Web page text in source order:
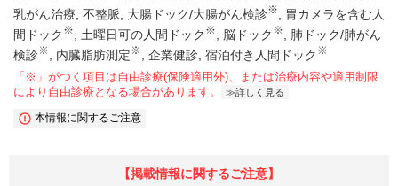
乳がん治療 不整脈 大腸ドック/大腸がん検診※
胃カメラを含む人
間ドック ※ 土曜日可の人間ドック ※ 脳ドック ※
肺ドック/肺がん
検診※ 内臓脂肪測定※ 企業健診 宿泊付き人間ドック ※
「※」がつく項目は自由診療(保険適用外)、または治療内容や適用制限
により自由診療となる場合があります。
詳しく見る
本情報に関するご注意
【掲載情報に関するご注意】